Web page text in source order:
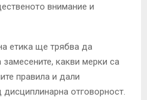
внимание и
етика ще трябва да
какви мерки са
правила и дали
отговорност.